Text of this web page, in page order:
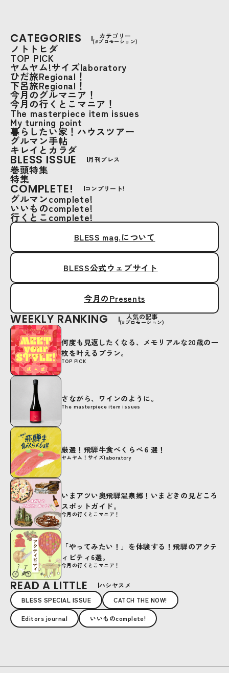
CATEGORIES カテゴリー
(#プロモーション)
ノトトヒダ
TOP PICK
ヤムヤム!サイズlaboratory
ひだ旅Regional！
下呂旅Regional！
今月のグルマニア！
今月の行くとこマニア！
The masterpiece item issues
My turning point
暮らしたい家！ハウスツアー
グルマン手帖
キレイとカラダ
BLESS ISSUE 月刊ブレス
巻頭特集
特集
COMPLETE! コンプリート!
グルマンcomplete!
いいものcomplete!
行くとこcomplete!
BLESS mag.について
BLESS公式ウェブサイト
今月のPresents
WEEKLY RANKING 人気の記事
(#プロモーション)
TOP PICK
何度も見返したくなる、メモリアルな20歳の一
枚を叶えるプラン。
The masterpiece item issues
さながら、ワインのように。
ヤムヤム！サイズlaboratory
厳選！飛騨牛食べくらべ６選！
今月の行くとこマニア！
いまアツい奥飛騨温泉郷！いまどきの見どころ
スポットガイド。
今月の行くとこマニア！
「やってみたい！」を体験する！飛騨のアクテ
ィビティ6選。
READ A LITTLE
ハシヤスメ
BLESS SPECIAL ISSUE
CATCH THE NOW!
Editors journal いいものcomplete!